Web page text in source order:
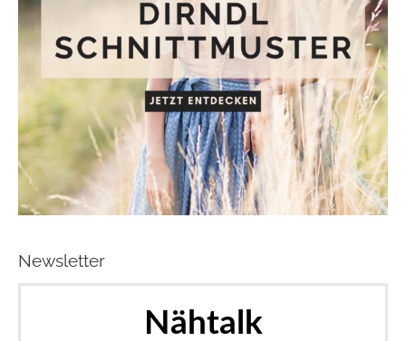
Newsletter
Nähtalk